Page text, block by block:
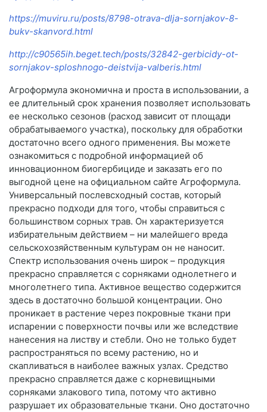
https://muviru.ru/posts/8798-otrava-dlja-sornjakov-8-
bukv-skanvord.html
http://c90565ih.beget.tech/posts/32842-gerbicidy-ot-
sornjakov-sploshnogo-deistvija-valberis.html
Агроформула экономична и проста в использовании, а
ее длительный срок хранения позволяет использовать
ее несколько сезонов (расход зависит от площади
обрабатываемого участка), поскольку для обработки
достаточно всего одного применения. Вы можете
ознакомиться с подробной информацией об
инновационном биогербициде и заказать его по
выгодной цене на официальном сайте Агроформула.
Универсальный послевсходный состав, который
прекрасно подходи для того, чтобы справиться с
большинством сорных трав. Он характеризуется
избирательным действием – ни малейшего вреда
сельскохозяйственным культурам он не наносит.
Спектр использования очень широк – продукция
прекрасно справляется с сорняками однолетнего и
многолетнего типа. Активное вещество содержится
здесь в достаточно большой концентрации. Оно
проникает в растение через покровные ткани при
испарении с поверхности почвы или же вследствие
нанесения на листву и стебли. Оно не только будет
распространяться по всему растению, но и
скапливаться в наиболее важных узлах. Средство
прекрасно справляется даже с корневищными
сорняками злакового типа, потому что активно
разрушает их образовательные ткани. Оно достаточно